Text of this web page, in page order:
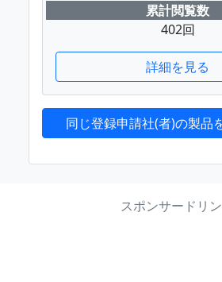
累計閲覧数
402回
詳細を見る
同じ登録申請社(者)の製品
スポンサードリ